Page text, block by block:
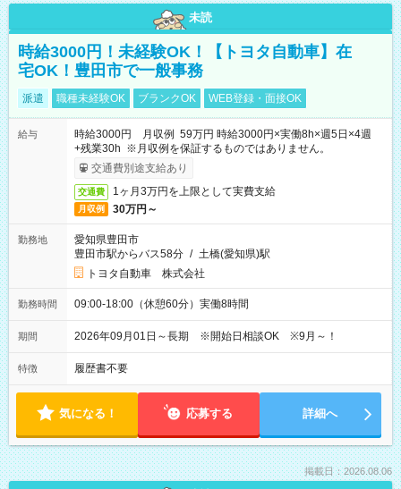
未読
時給3000円！未経験OK！【トヨタ自動車】在
宅OK！豊田市で一般事務
派遣 職種未経験OK ブランクOK WEB登録・面接OK
給与
時給3000円 月収例 59万円 時給3000円×実働8h×週5日×4週
+残業30h ※月収例を保証するものではありません。
交通費別途支給あり
交通費 1ヶ月3万円を上限として実費支給
月収例 30万円～
勤務地
愛知県豊田市
豊田市駅からバス58分 / 土橋(愛知県)駅
トヨタ自動車 株式会社
勤務時間 09:00-18:00（休憩60分）実働8時間
期間 2026年09月01日～長期 ※開始日相談OK ※9月～！
特徴 履歴書不要
気になる！ 応募する 詳細へ
掲載日：2026.08.06